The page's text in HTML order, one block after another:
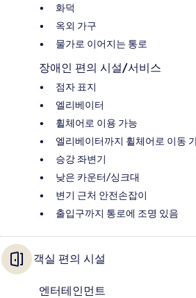
화덕
옥외 가구
물가로 이어지는 통로
장애인 편의 시설/서비스
점자 표지
엘리베이터
휠체어로 이용 가능
엘리베이터까지 휠체어로 이동
승강 좌변기
낮은 카운터/싱크대
변기 근처 안전손잡이
출입구까지 통로에 조명 있음
객실 편의 시설
엔터테인먼트